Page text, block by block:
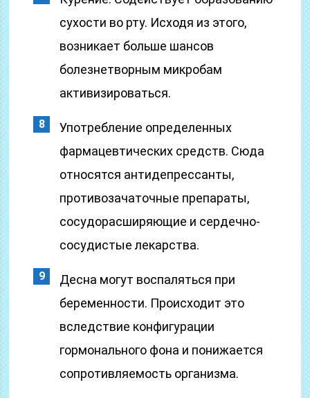
сухости во рту. Исходя из этого,
возникает больше шансов
болезнетворным микробам
активизироваться.
Употребление определенных
фармацевтических средств. Сюда
относятся антидепрессанты,
противозачаточные препараты,
сосудорасширяющие и сердечно-
сосудистые лекарства.
Десна могут воспаляться при
беременности. Происходит это
вследствие конфигурации
гормонального фона и понижается
сопротивляемость организма.